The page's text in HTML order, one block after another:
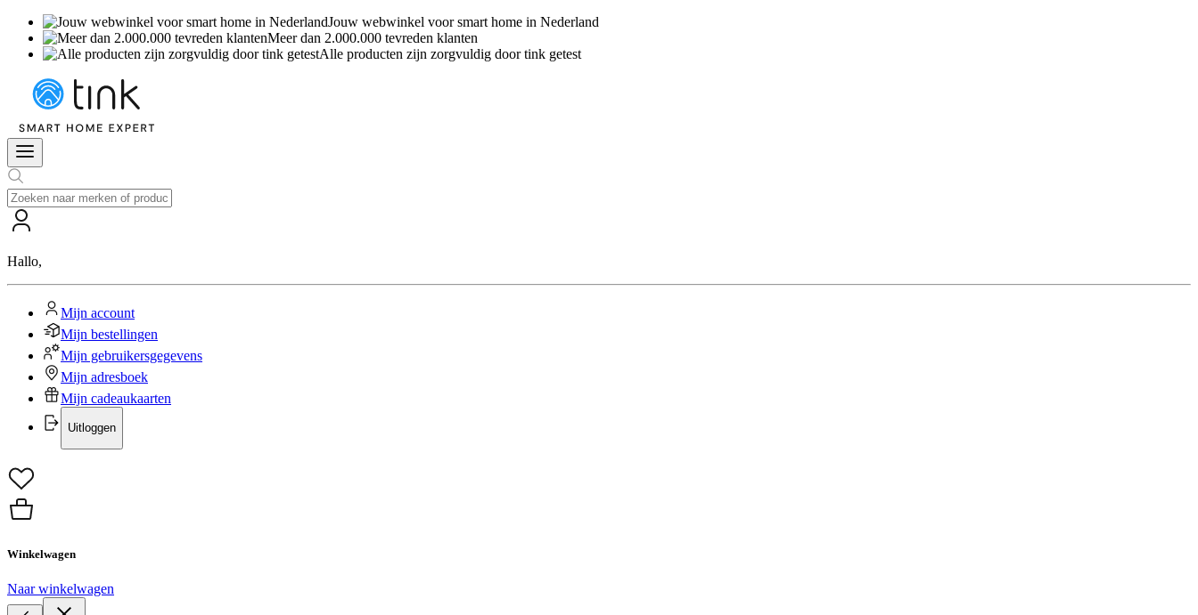
Jouw webwinkel voor smart home in Nederland
Meer dan 2.000.000 tevreden klanten
Alle producten zijn zorgvuldig door tink getest
Hallo,
Mijn account
Mijn bestellingen
Mijn gebruikersgegevens
Mijn adresboek
Mijn cadeaukaarten
Uitloggen
Winkelwagen
Naar winkelwagen